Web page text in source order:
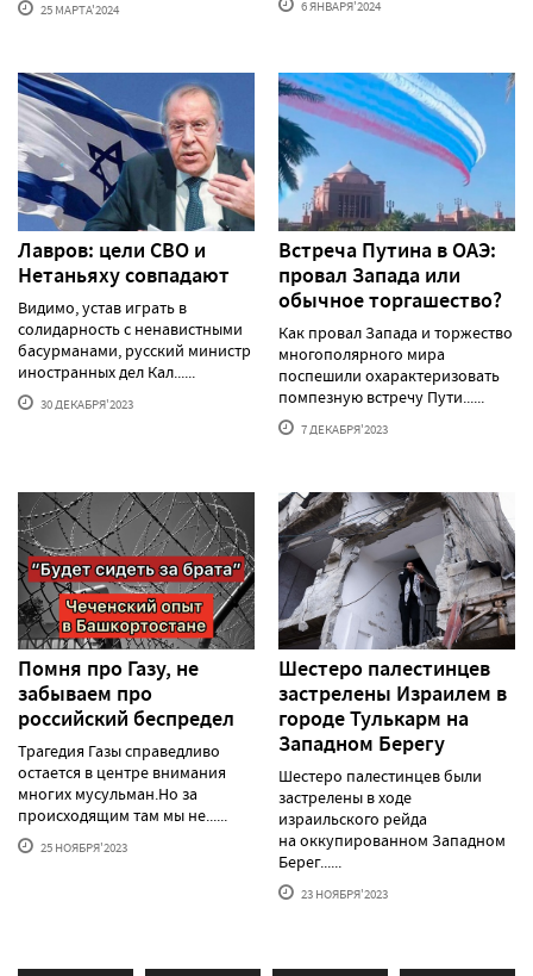
25 МАРТА'2024 6 ЯНВАРЯ'2024
Лавров: цели СВО и
Нетаньяху совпадают
Видимо, устав играть в
солидарность с ненавистными
басурманами, русский министр
иностранных дел Кал......
30 ДЕКАБРЯ'2023
Встреча Путина в ОАЭ:
провал Запада или
обычное торгашество?
Как провал Запада и торжество
многополярного мира
поспешили охарактеризовать
помпезную встречу Пути......
7 ДЕКАБРЯ'2023
Помня про Газу, не
забываем про
российский беспредел
Трагедия Газы справедливо
остается в центре внимания
многих мусульман.Но за
происходящим там мы не......
25 НОЯБРЯ'2023
Шестеро палестинцев
застрелены Израилем в
городе Тулькарм на
Западном Берегу
Шестеро палестинцев были
застрелены в ходе
израильского рейда
на оккупированном Западном
Берег......
23 НОЯБРЯ'2023